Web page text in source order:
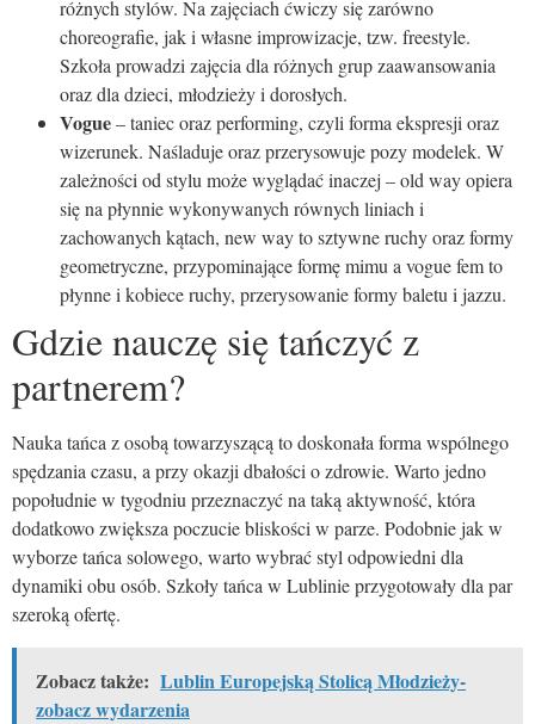
różnych stylów. Na zajęciach ćwiczy się zarówno
choreografie, jak i własne improwizacje, tzw. freestyle.
Szkoła prowadzi zajęcia dla różnych grup zaawansowania
oraz dla dzieci, młodzieży i dorosłych.
Vogue– taniec oraz performing, czyli forma ekspresji oraz
wizerunek. Naśladuje oraz przerysowuje pozy modelek. W
zależności od stylu może wyglądać inaczej – old way opiera
się na płynnie wykonywanych równych liniach i
zachowanych kątach, new way to sztywne ruchy oraz formy
geometryczne, przypominające formę mimu a vogue fem to
płynne i kobiece ruchy, przerysowanie formy baletu i jazzu.
Gdzie nauczę się tańczyć z
partnerem?
Nauka tańca z osobą towarzyszącą to doskonała forma wspólnego
spędzania czasu, a przy okazji dbałości o zdrowie. Warto jedno
popołudnie w tygodniu przeznaczyć na taką aktywność, która
dodatkowo zwiększa poczucie bliskości w parze. Podobnie jak w
wyborze tańca solowego, warto wybrać styl odpowiedni dla
dynamiki obu osób. Szkoły tańca w Lublinie przygotowały dla par
szeroką ofertę.
Zobacz także: Lublin Europejską Stolicą Młodzieży-
zobacz wydarzenia